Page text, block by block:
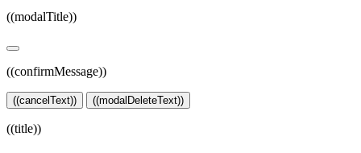
((modalTitle))
((confirmMessage))
((cancelText)) ((modalDeleteText))
((title))